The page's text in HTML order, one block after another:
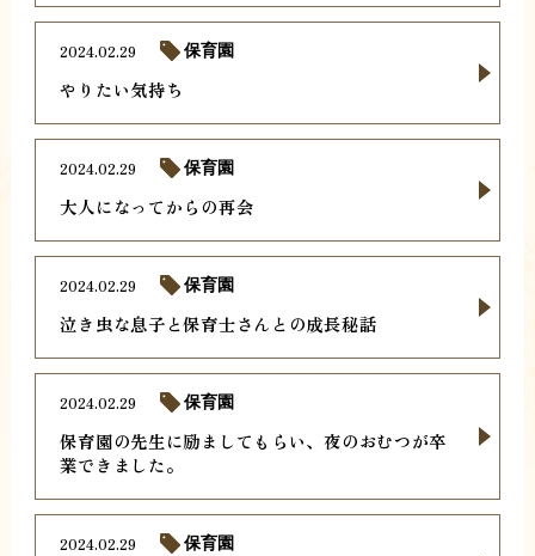
やりたい気持ち
2024.02.29 保育園
大人になってからの再会
2024.02.29 保育園
泣き虫な息子と保育士さんとの成長秘話
2024.02.29 保育園
保育園の先生に励ましてもらい、夜のおむつが卒
業できました。
2024.02.29 保育園
2024.02.29 保育園